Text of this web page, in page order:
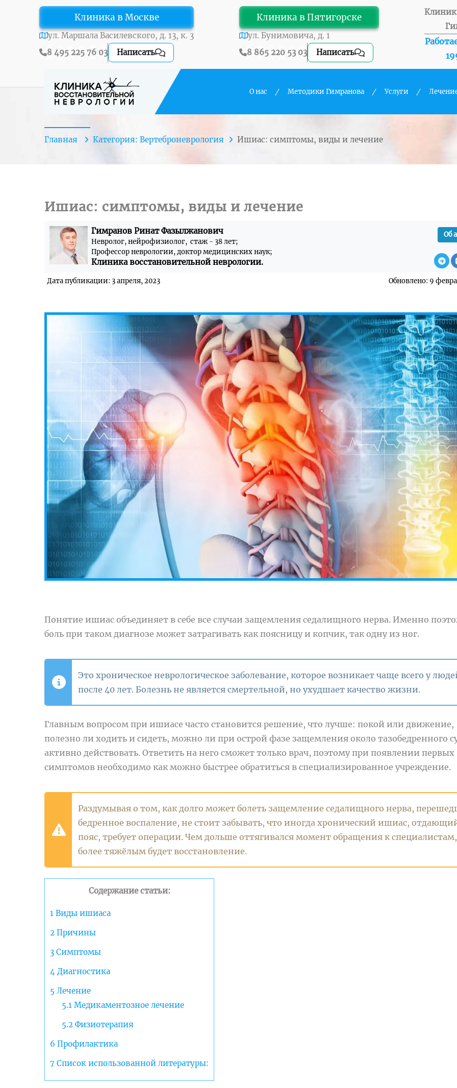
Клиника в Москве
ул. Маршала Василевского, д. 13, к. 3
8 495 225 76 03
Написать
Клиника в Пятигорске
ул. Бунимовича, д. 1
8 865 220 53 03
Написать
О нас Методики Гимранова Услуги
Главная Категория: Вертеброневрология Ишиас: симптомы, виды и лечение
Ишиас: симптомы, виды и лечение
Гимранов Ринат Фазылжанович
Невролог, нейрофизиолог, стаж - 38 лет;
Профессор неврологии, доктор медицинских наук;
Клиника восстановительной неврологии.
Об
Дата публикации: 3 апреля, 2023 Обновлено: 9
Понятие ишиас объединяет в себе все случаи защемления седалищного нерва. Именно
боль при таком диагнозе может затрагивать как поясницу и копчик, так одну из ног.
Это хроническое неврологическое заболевание, которое возникает чаще всего у
после 40 лет. Болезнь не является смертельной, но ухудшает качество жизни.
Главным вопросом при ишиасе часто становится решение, что лучше: покой или движение,
полезно ли ходить и сидеть, можно ли при острой фазе защемления около тазобедренного
активно действовать. Ответить на него сможет только врач, поэтому при появлении первых
симптомов необходимо как можно быстрее обратиться в специализированное учреждение.
Раздумывая о том, как долго может болеть защемление седалищного нерва,
бедренное воспаление, не стоит забывать, что иногда хронический ишиас,
пояс, требует операции. Чем дольше оттягивался момент обращения к
более тяжёлым будет восстановление.
Содержание статьи:
1 Виды ишиаса
2 Причины
3 Симптомы
4 Диагностика
5 Лечение
5.1 Медикаментозное лечение
5.2Физиотерапия
6 Профилактика
7 Список использованной литературы: